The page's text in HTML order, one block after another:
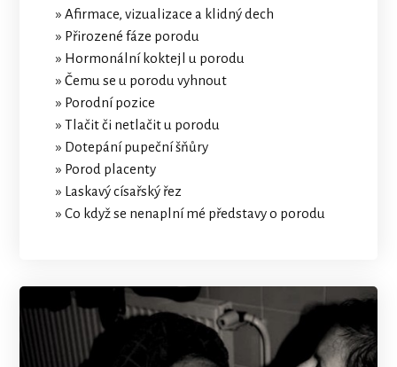
» Afirmace, vizualizace a klidný dech
» Přirozené fáze porodu
» Hormonální koktejl u porodu
» Čemu se u porodu vyhnout
» Porodní pozice
» Tlačit či netlačit u porodu
» Dotepání pupeční šňůry
» Porod placenty
» Laskavý císařský řez
» Co když se nenaplní mé představy o porodu